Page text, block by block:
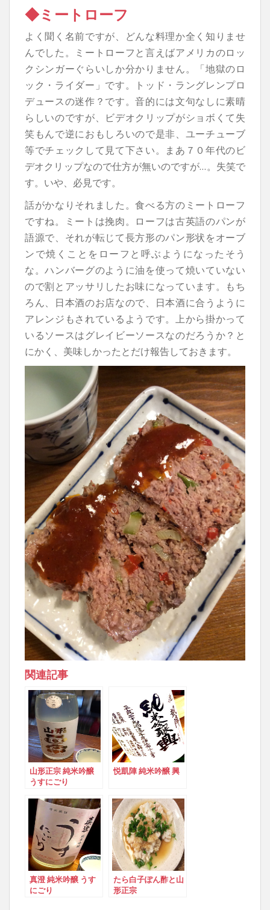
◆ミートローフ
よく聞く名前ですが、どんな料理か全く知りませ
んでした。ミートローフと言えばアメリカのロッ
クシンガーぐらいしか分かりません。「地獄のロ
ック・ライダー」です。トッド・ラングレンプロ
デュースの迷作？です。音的には文句なしに素晴
らしいのですが、ビデオクリップがショボくて失
笑もんで逆におもしろいので是非、ユーチューブ
等でチェックして見て下さい。まあ７０年代のビ
デオクリップなので仕方が無いのですが…。失笑で
す。いや、必見です。
話がかなりそれました。食べる方のミートローフ
ですね。ミートは挽肉。ローフは古英語のパンが
語源で、それが転じて長方形のパン形状をオーブ
ンで焼くことをローフと呼ぶようになったそう
な。ハンバーグのように油を使って焼いていない
ので割とアッサリしたお味になっています。もち
ろん、日本酒のお店なので、日本酒に合うように
アレンジもされているようです。上から掛かって
いるソースはグレイビーソースなのだろうか？と
にかく、美味しかったとだけ報告しておきます。
関連記事
山形正宗 純米吟醸
うすにごり
悦凱陣 純米吟醸 興
真澄 純米吟醸 うす
にごり
たら白子ぽん酢と山
形正宗